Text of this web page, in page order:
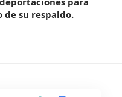
su respaldo.